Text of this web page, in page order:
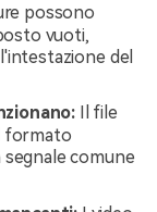
possono
vuoti,
del
Il file
formato
segnale comune